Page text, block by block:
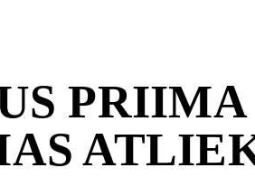
PRIIMA